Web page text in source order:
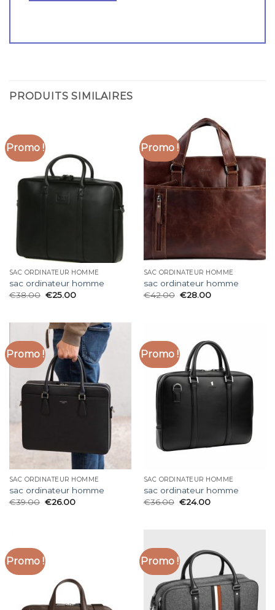
PRODUITS SIMILAIRES
Promo !
SAC ORDINATEUR HOMME
sac ordinateur homme
€38.00 €25.00
Promo !
SAC ORDINATEUR HOMME
sac ordinateur homme
€42.00 €28.00
Promo !
SAC ORDINATEUR HOMME
sac ordinateur homme
€39.00 €26.00
Promo !
SAC ORDINATEUR HOMME
sac ordinateur homme
€36.00 €24.00
Promo ! Promo !